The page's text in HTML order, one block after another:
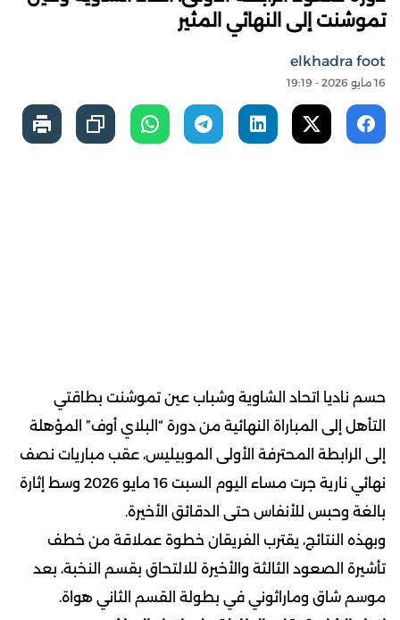
تموشنت إلى النهائي المثير
elkhadra foot
16 مايو 2026 - 19:19
حسم ناديا اتحاد الشاوية وشباب عين تموشنت بطاقتي
التأهل إلى المباراة النهائية من دورة “البلاي أوف” المؤهلة
إلى الرابطة المحترفة الأولى الموبيليس، عقب مباريات نصف
نهائي نارية جرت مساء اليوم السبت 16 مايو 2026 وسط إثارة
بالغة وحبس للأنفاس حتى الدقائق الأخيرة.
وبهذه النتائج، يقترب الفريقان خطوة عملاقة من خطف
تأشيرة الصعود الثالثة والأخيرة للالتحاق بقسم النخبة، بعد
موسم شاق وماراثوني في بطولة القسم الثاني هواة.